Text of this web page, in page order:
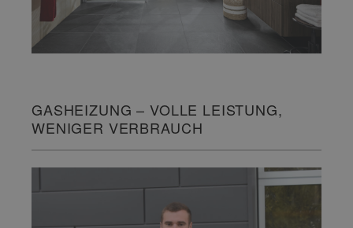
GASHEIZUNG – VOLLE LEISTUNG,
WENIGER VERBRAUCH